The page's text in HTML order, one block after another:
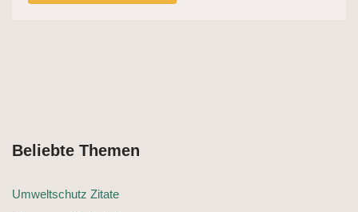
Beliebte Themen
Umweltschutz Zitate